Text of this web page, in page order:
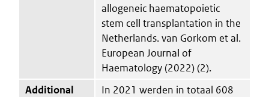
allogeneic haematopoietic
stem cell transplantation in the
Netherlands. van Gorkom et al.
European Journal of
Haematology (2022) (2).
Additional
In 2021 werden in totaal 608